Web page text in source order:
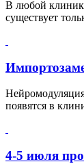
В любой
существует
появятся в
4-5 июля